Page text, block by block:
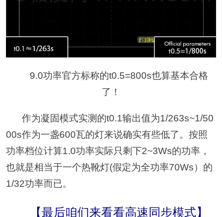
9.0功率官方标称的t0.5=800s也算基本合格
了！
作为凝固模式实测的t0.1输出值为1/263s~1/50
00s作为一盏600瓦的灯来说确实有些低了。按照
功率档位计算1.0功率实际只剩下2~3Ws的功率，
也就是相当于一个热靴灯(假定为全功率70Ws）的
1/32功率而已。
【最后咱们来看看高速同步模式】